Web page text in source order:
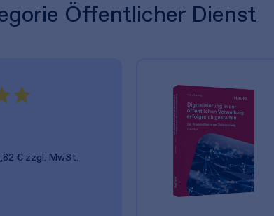
Öffentlicher Dienst
€ zzgl. MwSt.